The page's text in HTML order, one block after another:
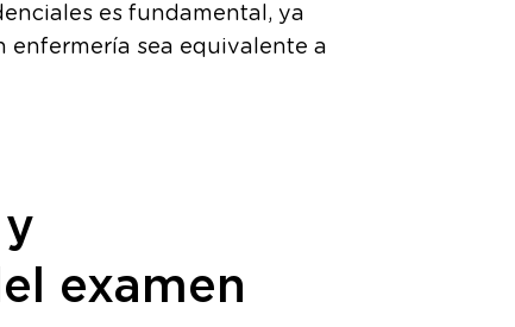
es fundamental, ya
enfermería sea equivalente a
examen